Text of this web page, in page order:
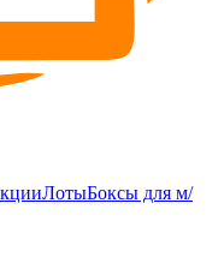
ЛотыБоксы для м/